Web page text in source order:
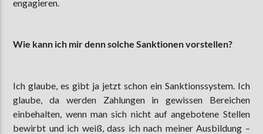
engagieren.
Wie kann ich mir denn solche Sanktionen vorstellen?
Ich glaube, es gibt ja jetzt schon ein Sanktionssystem. Ich
glaube, da werden Zahlungen in gewissen Bereichen
einbehalten, wenn man sich nicht auf angebotene Stellen
bewirbt und ich weiß, dass ich nach meiner Ausbildung –